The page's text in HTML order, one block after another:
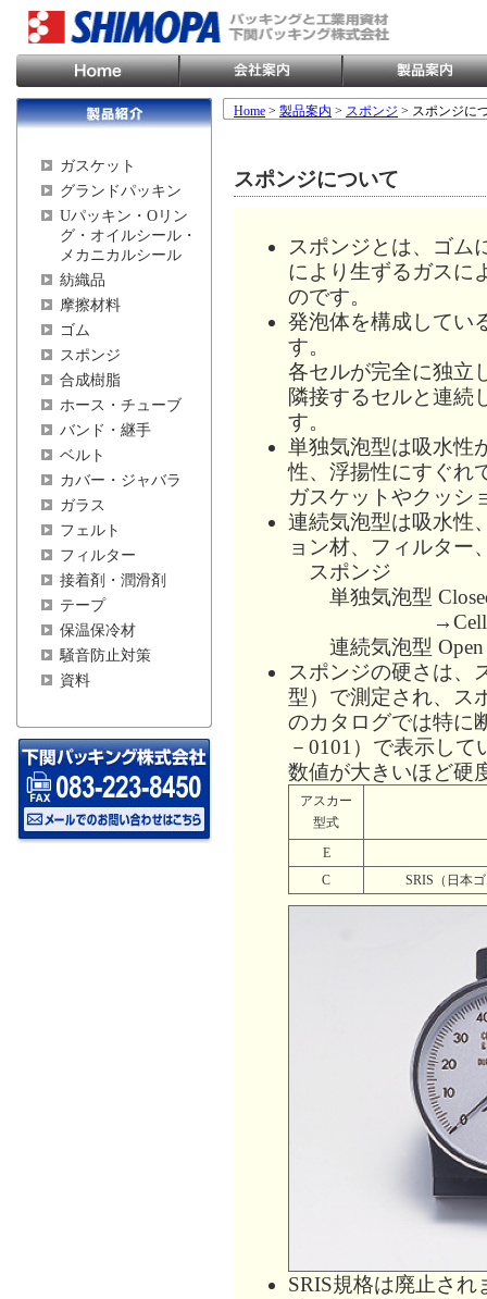
ガスケット
グランドパッキン
Uパッキン・Oリン
グ・オイルシール・
メカニカルシール
紡織品
摩擦材料
ゴム
スポンジ
合成樹脂
ホース・チューブ
バンド・継手
ベルト
カバー・ジャバラ
ガラス
フェルト
フィルター
接着剤・潤滑剤
テープ
保温保冷材
騒音防止対策
資料
Home > 製品案内 > スポンジ > スポンジに
スポンジについて
スポンジとは、ゴム
により生ずるガスに
のです。
発泡体を構成してい
す。
各セルが完全に独立
隣接するセルと連続
す。
単独気泡型は吸水性
性、浮揚性にすぐれ
ガスケットやクッシ
連続気泡型は吸水性
ョン材、フィルター
スポンジ
単独気泡型
→Cellular
連続気泡型 Open
スポンジの硬さは、
型）で測定され、ス
のカタログでは特に
－0101）で表示して
数値が大きいほど硬
アスカー
型式
E
C
SRIS（日本
SRIS規格は廃止さ